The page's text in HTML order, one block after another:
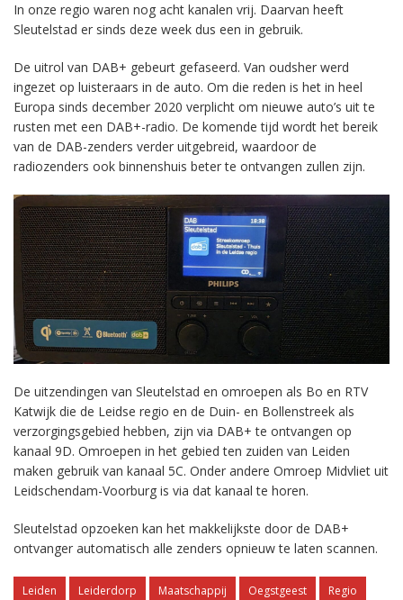
In onze regio waren nog acht kanalen vrij. Daarvan heeft
Sleutelstad er sinds deze week dus een in gebruik.
De uitrol van DAB+ gebeurt gefaseerd. Van oudsher werd
ingezet op luisteraars in de auto. Om die reden is het in heel
Europa sinds december 2020 verplicht om nieuwe auto’s uit te
rusten met een DAB+-radio. De komende tijd wordt het bereik
van de DAB-zenders verder uitgebreid, waardoor de
radiozenders ook binnenshuis beter te ontvangen zullen zijn.
De uitzendingen van Sleutelstad en omroepen als Bo en RTV
Katwijk die de Leidse regio en de Duin- en Bollenstreek als
verzorgingsgebied hebben, zijn via DAB+ te ontvangen op
kanaal 9D. Omroepen in het gebied ten zuiden van Leiden
maken gebruik van kanaal 5C. Onder andere Omroep Midvliet uit
Leidschendam-Voorburg is via dat kanaal te horen.
Sleutelstad opzoeken kan het makkelijkste door de DAB+
ontvanger automatisch alle zenders opnieuw te laten scannen.
Leiden Leiderdorp Maatschappij Oegstgeest
Regio